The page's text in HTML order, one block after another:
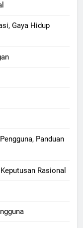
Gaya Hidup
Panduan
Rasional